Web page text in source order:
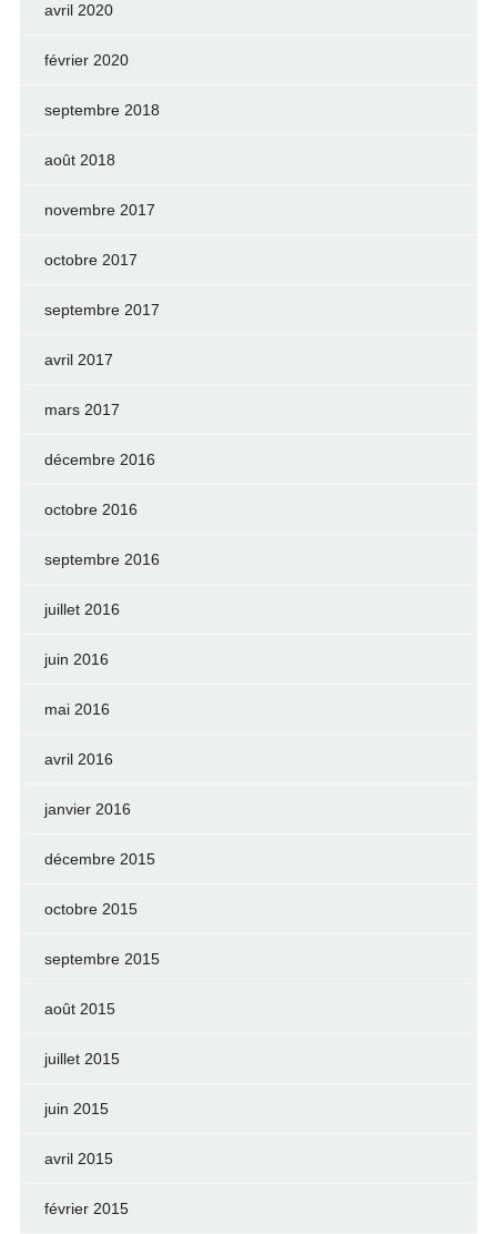
avril 2020
février 2020
septembre 2018
août 2018
novembre 2017
octobre 2017
septembre 2017
avril 2017
mars 2017
décembre 2016
octobre 2016
septembre 2016
juillet 2016
juin 2016
mai 2016
avril 2016
janvier 2016
décembre 2015
octobre 2015
septembre 2015
août 2015
juillet 2015
juin 2015
avril 2015
février 2015